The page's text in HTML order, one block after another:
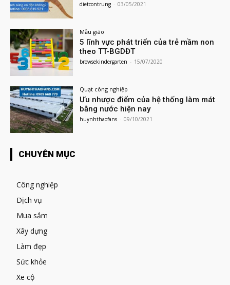
dietcontrung - 03/05/2021
Mẫu giáo
5 lĩnh vực phát triển của trẻ mầm non
theo TT-BGDĐT
browsekindergarten - 15/07/2020
Quạt công nghiệp
Ưu nhược điểm của hệ thống làm mát
bằng nước hiện nay
huynhthaofans - 09/10/2021
CHUYÊN MỤC
Công nghiệp
Dịch vụ
Mua sắm
Xây dựng
Làm đẹp
Sức khỏe
Xe cộ